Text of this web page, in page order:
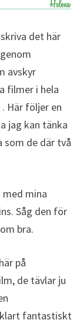
det här
avskyr
filmer i hela
Här följer en
jag kan tänka
som de där två
mina
Såg den för
bra.
på
de tävlar ju
fantastiskt